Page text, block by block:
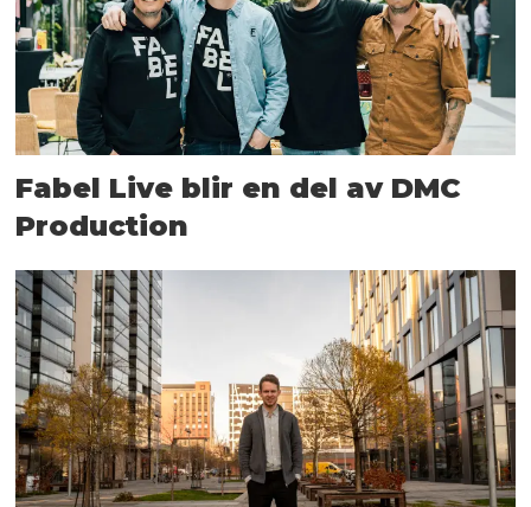
Fabel Live blir en del av DMC
Production